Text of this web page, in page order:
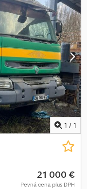
1 / 1
21 000 €
Pevná cena plus DPH